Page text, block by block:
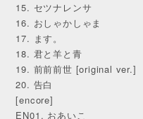
15. セツナレンサ
16. おしゃかしゃま
17. ます。
18. 君と羊と青
19. 前前前世 [original ver.]
20. 告白
[encore]
EN01. おあいこ